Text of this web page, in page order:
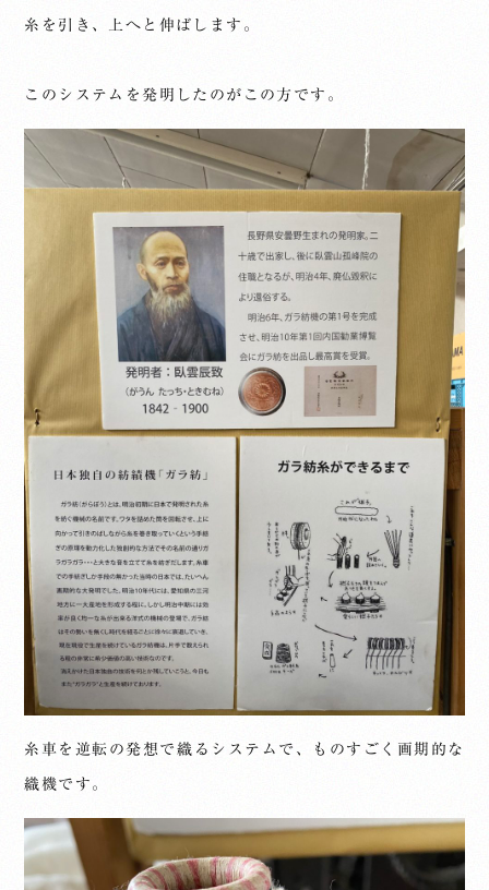
糸を引き、上へと伸ばします。
このシステムを発明したのがこの方です。
糸車を逆転の発想で織るシステムで、ものすごく画期的な
織機です。